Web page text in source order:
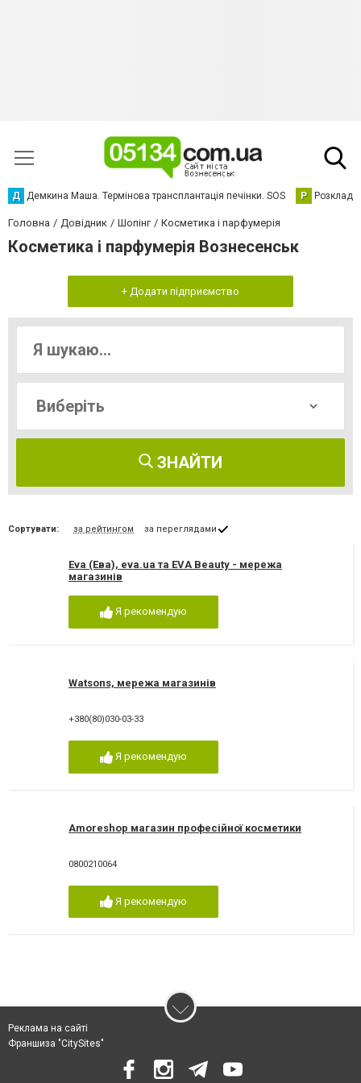
Д Демкина Маша. Термінова трансплантація печінки. SOS Р Розклад
Головна Довідник Шопінг Косметика і парфумерія
Косметика і парфумерія Вознесенськ
+ Додати підприємство
ЗНАЙТИ
Сортувати: за рейтингом за переглядами
Eva (Ева), eva.ua та EVA Beauty - мережа
магазинів
Я рекомендую
Watsons, мережа магазинів
+380(80)030-03-33
Я рекомендую
Amoreshop магазин професійної косметики
0800210064
Я рекомендую
Реклама на сайті
Франшиза "CitySites"